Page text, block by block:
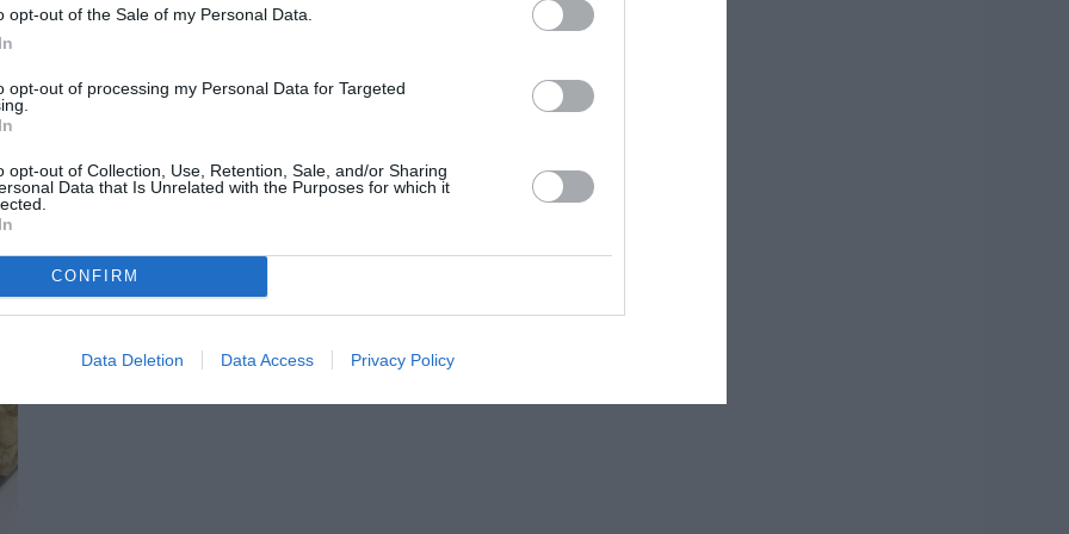
opt-out of the Sale of my Personal Data.
opt-out of processing my Personal Data for Targeted
opt-out of Collection, Use, Retention, Sale, and/or Sharing
Data that Is Unrelated with the Purposes for which it
CONFIRM
Data Deletion Data Access Privacy Policy
ΣΥΝΑΝΤΗΣΗ